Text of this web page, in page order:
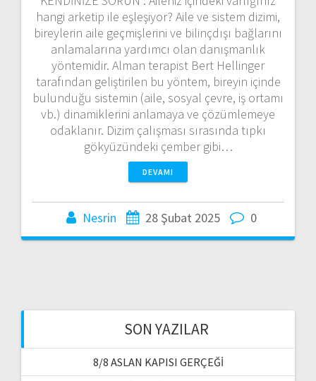
hangi arketip ile eşleşiyor? Aile ve sistem dizimi,
bireylerin aile geçmişlerini ve bilinçdışı bağlarını
anlamalarına yardımcı olan danışmanlık
yöntemidir. Alman terapist Bert Hellinger
tarafından geliştirilen bu yöntem, bireyin içinde
bulunduğu sistemin (aile, sosyal çevre, iş ortamı
vb.) dinamiklerini anlamaya ve çözümlemeye
odaklanır. Dizim çalışması sırasında tıpkı
gökyüzündeki çember gibi…
DEVAMI
Nesrin 28 Şubat 2025 0
SON YAZILAR
8/8 ASLAN KAPISI GERÇEĞİ